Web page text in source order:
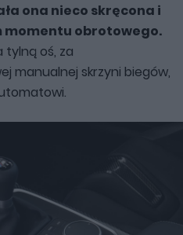
ona nieco skręcona i
momentu obrotowego.
tylną oś, za
manualnej skrzyni biegów,